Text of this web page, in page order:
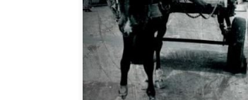
La semaine prochaine, la discussion
autour du film « Borom Sarret » de
Ousmane.La séance sera […]